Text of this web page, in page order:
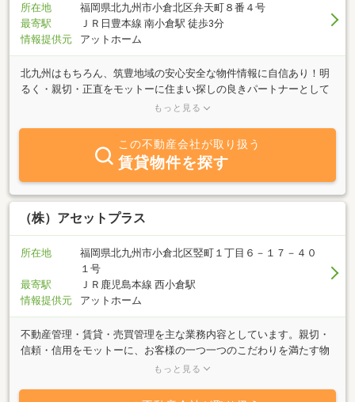
所在地
福岡県北九州市小倉北区弁天町８番４号
最寄駅
ＪＲ日豊本線 南小倉駅 徒歩3分
情報提供元
アットホーム
北九州はもちろん、筑豊地域の安心安全な物件情報に自信あり！明
るく・親切・正直をモットーに住まい探しの良きパートナーとして
サポートさせていただきます。ＴＥＬ：093-592-9512当社はしっか
は毎日更新中！北九州市小倉北区・戸畑区、筑豊地域に密着した売
買物件情報満載！当社ホームページ⇒http://www.kokurakita.com/
もっと見る
この不動産会社が取り扱う
賃貸物件を探す
（株）アセットプラス
所在地
福岡県北九州市小倉北区竪町１丁目６－１７－４０
１号
最寄駅
ＪＲ鹿児島本線 西小倉駅
情報提供元
アットホーム
不動産管理・賃貸・売買管理を主な業務内容としています。親切・
信頼・信用をモットーに、お客様の一つ一つのこだわりを満たす物
件を、ご紹介させて頂きます。何でもお気軽にお問い合わせ下さ
もっと見る